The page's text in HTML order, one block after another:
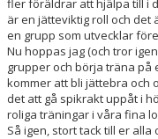
är en jätteviktig roll och det
en grupp som utvecklar
Nu hoppas jag (och tror
grupper och börja träna på
kommer att bli jättebra och
det att gå spikrakt uppåt i
roliga träningar i våra fina
Så igen, stort tack till er